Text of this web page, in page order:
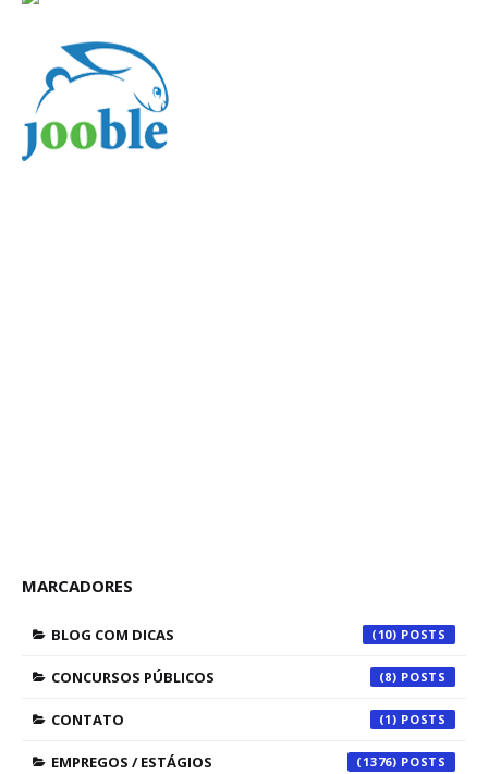
MARCADORES
BLOG COM DICAS (10)
CONCURSOS PÚBLICOS (8)
CONTATO (1)
EMPREGOS / ESTÁGIOS (1376)